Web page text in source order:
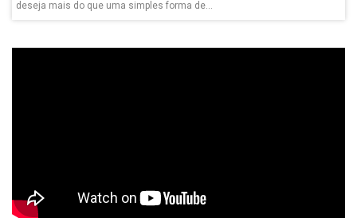
deseja mais do que uma simples forma de...